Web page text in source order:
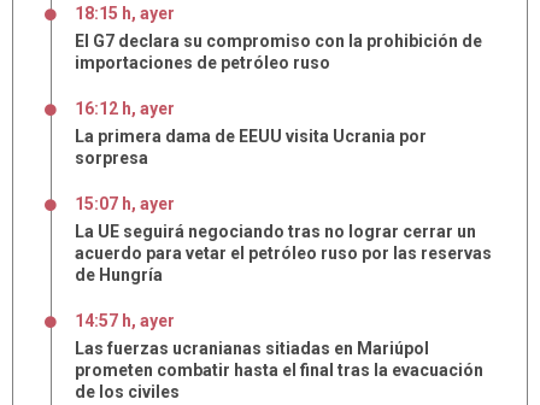
18:15 h, ayer
El G7 declara su compromiso con la prohibición de
importaciones de petróleo ruso
16:12 h, ayer
La primera dama de EEUU visita Ucrania por
sorpresa
15:07 h, ayer
La UE seguirá negociando tras no lograr cerrar un
acuerdo para vetar el petróleo ruso por las reservas
de Hungría
14:57 h, ayer
Las fuerzas ucranianas sitiadas en Mariúpol
prometen combatir hasta el final tras la evacuación
de los civiles